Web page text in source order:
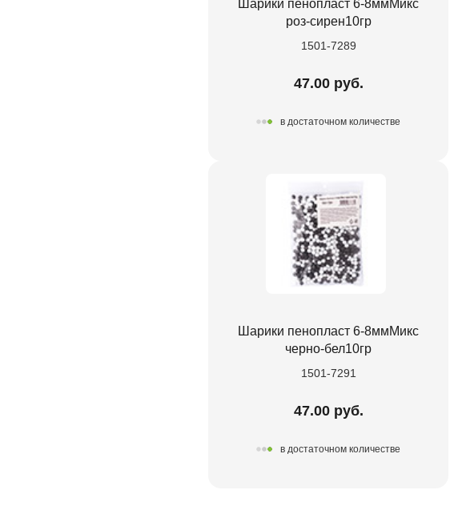
Шарики пенопласт 6-8ммМикс
роз-сирен10гр
1501-7289
47.00 руб.
в достаточном количестве
Шарики пенопласт 6-8ммМикс
черно-бел10гр
1501-7291
47.00 руб.
в достаточном количестве